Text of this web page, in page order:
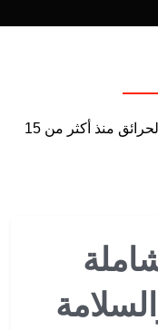
خبراء في أنظمة السلامة والوقاية من الحرائق منذ أكثر من 15